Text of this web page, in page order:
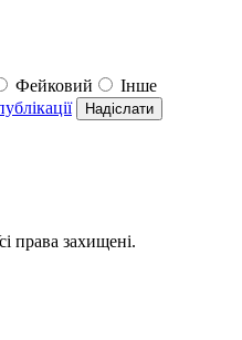
Фейковий
Інше
Надіслати
права захищені.